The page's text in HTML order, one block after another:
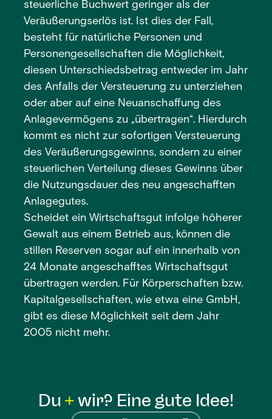
steuerliche Buchwert geringer als der
Veräußerungserlös ist. Ist dies der Fall,
besteht für natürliche Personen und
Personengesellschaften die Möglichkeit,
diesen Unterschiedsbetrag entweder im Jahr
des Anfalls der Versteuerung zu unterziehen
oder aber auf eine Neuanschaffung des
Anlagevermögens zu „übertragen“. Hierdurch
kommt es nicht zur sofortigen Versteuerung
des Veräußerungsgewinns, sondern zu einer
steuerlichen Verteilung dieses Gewinns über
die Nutzungsdauer des neu angeschafften
Anlagegutes.
Scheidet ein Wirtschaftsgut infolge höherer
Gewalt aus einem Betrieb aus, können die
stillen Reserven sogar auf ein innerhalb von
24 Monate angeschafftes Wirtschaftsgut
übertragen werden. Für Körperschaften bzw.
Kapitalgesellschaften, wie etwa eine GmbH,
gibt es diese Möglichkeit seit dem Jahr
2005 nicht mehr.
Du wir? Eine gute Idee!